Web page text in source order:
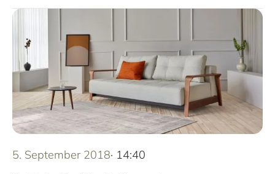
5. September 2018· 14:40